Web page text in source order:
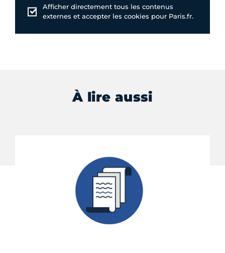
Afficher directement tous les contenus
externes et accepter les cookies pour Paris.fr.
À lire aussi